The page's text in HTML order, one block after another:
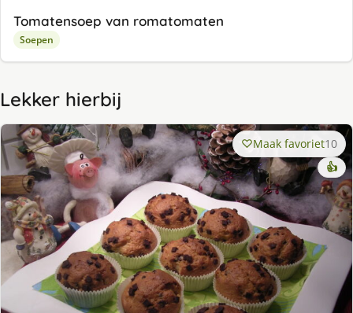
Tomatensoep van romatomaten
Soepen
Lekker hierbij
Maak favoriet10
👍